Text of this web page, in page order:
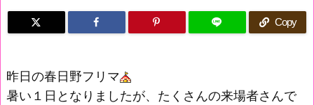
Copy
昨日の春日野フリマ
暑い１日となりましたが、たくさんの来場者さんで